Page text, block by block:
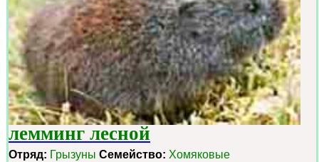
лемминг лесной
Отряд: Грызуны Семейство: Хомяковые